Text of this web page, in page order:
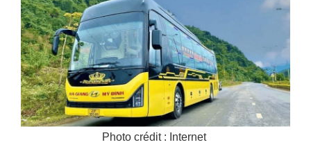
Photo crédit : Internet